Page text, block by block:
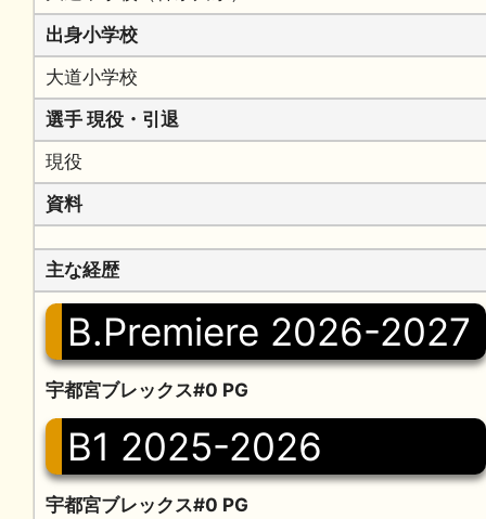
出身小学校
大道小学校
選手 現役・引退
現役
資料
主な経歴
B.Premiere 2026-2027
宇都宮ブレックス#0 PG
B1 2025-2026
宇都宮ブレックス#0 PG